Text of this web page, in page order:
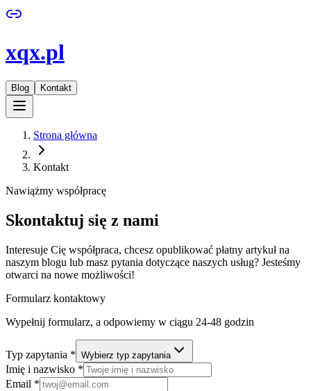
xqx.pl
Blog Kontakt
Strona główna
Kontakt
Nawiążmy współpracę
Skontaktuj się z nami
Interesuje Cię współpraca, chcesz opublikować płatny artykuł na
naszym blogu lub masz pytania dotyczące naszych usług? Jesteśmy
otwarci na nowe możliwości!
Formularz kontaktowy
Wypełnij formularz, a odpowiemy w ciągu 24-48 godzin
Typ zapytania * Wybierz typ zapytania
Imię i nazwisko *
Email *